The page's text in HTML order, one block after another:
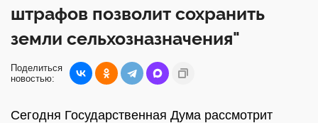
штрафов позволит сохранить
земли сельхозназначения"
Поделиться
новостью:
Сегодня Государственная Дума рассмотрит